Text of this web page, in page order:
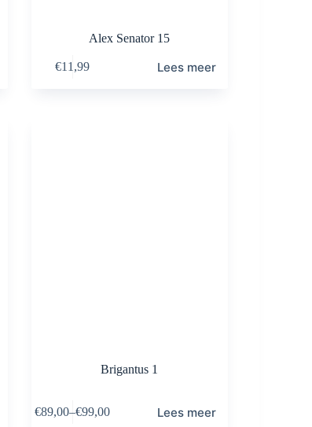
Alex Senator 15
€11,99 Lees meer
Brigantus 1
€89,00–€99,00 Lees meer